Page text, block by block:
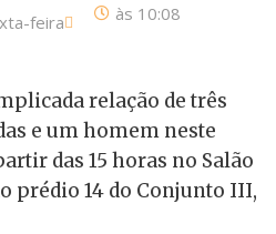
feira às 10:08
relação de três
e um homem neste
das 15 horas no Salão
prédio 14 do Conjunto III,